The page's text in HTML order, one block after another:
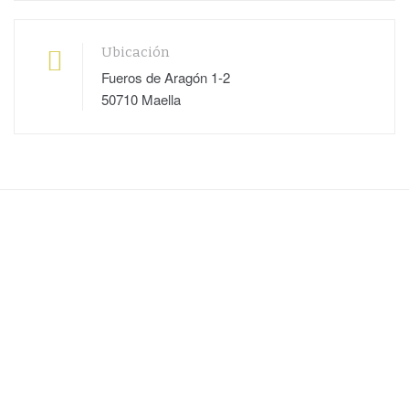
Ubicación
Fueros de Aragón 1-2
50710 Maella